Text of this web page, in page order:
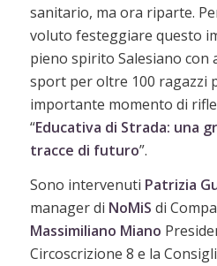
sanitario, ma ora riparte.
voluto festeggiare questo
pieno spirito Salesiano con
sport per oltre 100 ragazzi
importante momento di
“Educativa di Strada: una
tracce di futuro”.
Sono intervenuti Patrizia
manager di NoMiS di
Massimiliano Miano
Circoscrizione 8 e la